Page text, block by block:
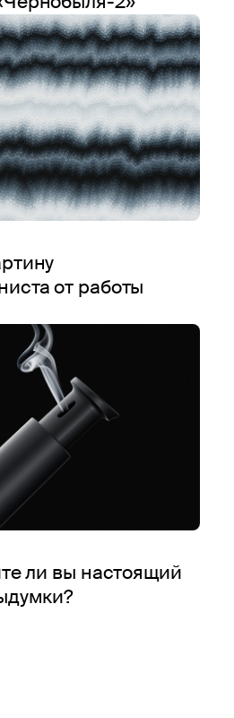
от работы
ли вы настоящий